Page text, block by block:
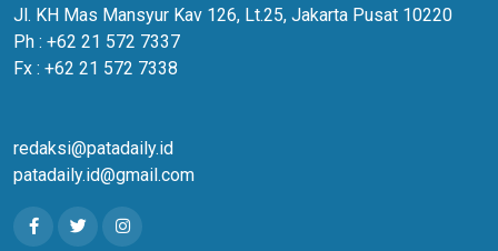
Jl. KH Mas Mansyur Kav 126, Lt.25, Jakarta Pusat 10220
Ph : +62 21 572 7337
Fx : +62 21 572 7338
redaksi@patadaily.id
patadaily.id@gmail.com